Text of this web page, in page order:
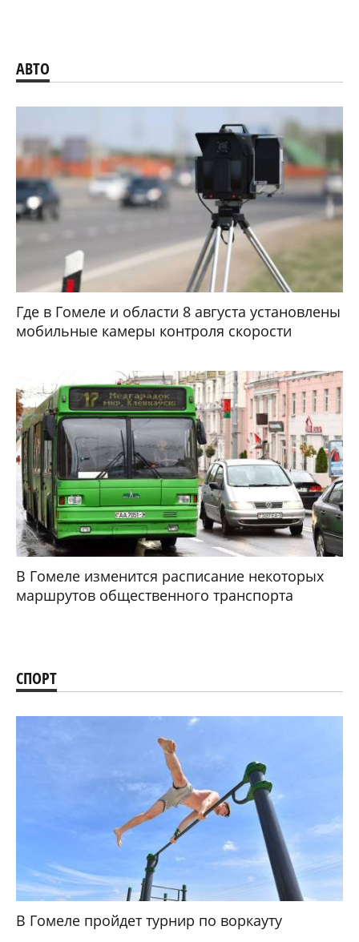
АВТО
Где в Гомеле и области 8 августа установлены
мобильные камеры контроля скорости
В Гомеле изменится расписание некоторых
маршрутов общественного транспорта
СПОРТ
В Гомеле пройдет турнир по воркауту